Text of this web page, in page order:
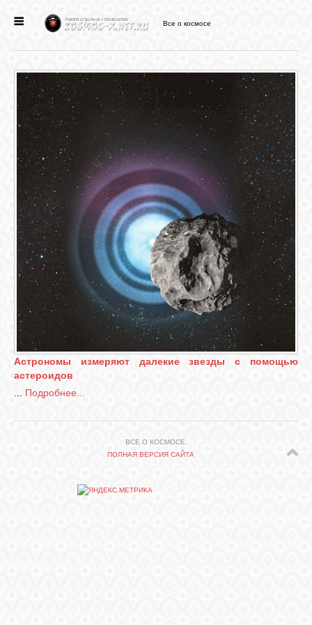
НОВОСТИ
ФОРУМ
СТАТЬИ
ФАЙЛЫ
ВИДЕО
ФОТО
СВЯЗЬ
ВХОД
Все о космосе
Астрономы измеряют далекие звезды с помощью
астероидов
Подробнее...
ВСЕ О КОСМОСЕ.
ПОЛНАЯ ВЕРСИЯ САЙТА